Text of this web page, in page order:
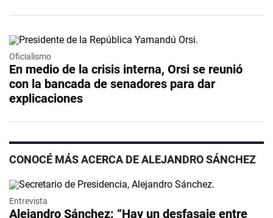
Oficialismo
En medio de la crisis interna, Orsi se reunió
con la bancada de senadores para dar
explicaciones
CONOCÉ MÁS ACERCA DE ALEJANDRO SÁNCHEZ
Entrevista
Alejandro Sánchez: “Hay un desfasaje entre